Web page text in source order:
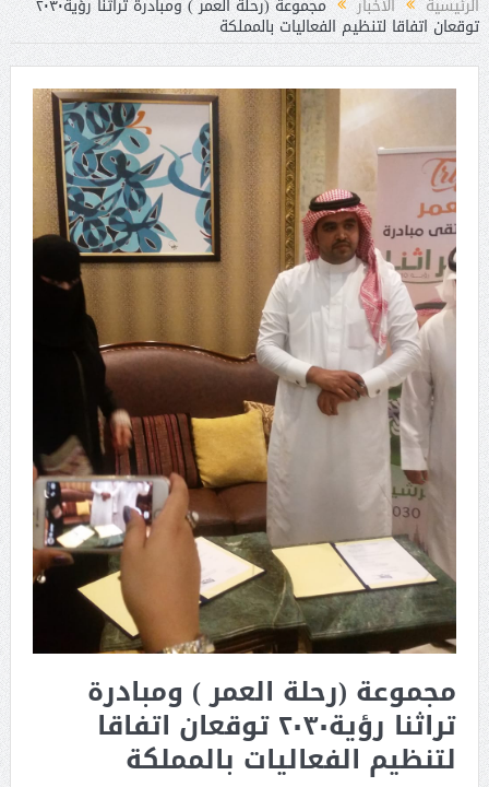
توقعان اتفاقا لتنظيم الفعاليات بالمملكة
مجموعة (رحلة العمر ) ومبادرة
تراثنا رؤية٢٠٣٠ توقعان اتفاقا
لتنظيم الفعاليات بالمملكة